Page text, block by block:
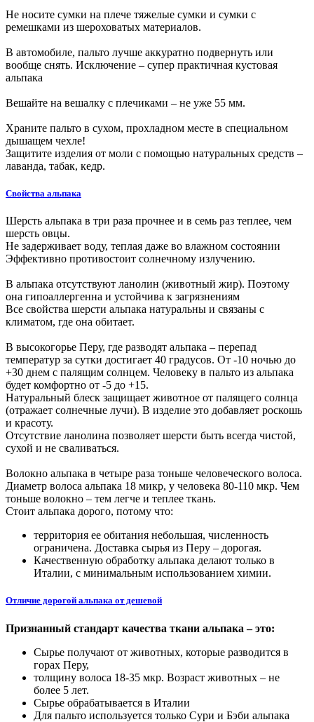
Не носите сумки на плече тяжелые сумки и сумки с
ремешками из шероховатых материалов.
В автомобиле, пальто лучше аккуратно подвернуть или
вообще снять. Исключение – супер практичная кустовая
альпака
Вешайте на вешалку с плечиками – не уже 55 мм.
Храните пальто в сухом, прохладном месте в специальном
дышащем чехле!
Защитите изделия от моли с помощью натуральных средств –
лаванда, табак, кедр.
Свойства альпака
Шерсть альпака в три раза прочнее и в семь раз теплее, чем
шерсть овцы.
Не задерживает воду, теплая даже во влажном состоянии
Эффективно противостоит солнечному излучению.
В альпака отсутствуют ланолин (животный жир). Поэтому
она гипоаллергенна и устойчива к загрязнениям
Все свойства шерсти альпака натуральны и связаны с
климатом, где она обитает.
В высокогорье Перу, где разводят альпака – перепад
температур за сутки достигает 40 градусов. От -10 ночью до
+30 днем с палящим солнцем. Человеку в пальто из альпака
будет комфортно от -5 до +15.
Натуральный блеск защищает животное от палящего солнца
(отражает солнечные лучи). В изделие это добавляет роскошь
и красоту.
Отсутствие ланолина позволяет шерсти быть всегда чистой,
сухой и не сваливаться.
Волокно альпака в четыре раза тоньше человеческого волоса.
Диаметр волоса альпака 18 микр, у человека 80-110 мкр. Чем
тоньше волокно – тем легче и теплее ткань.
Стоит альпака дорого, потому что:
территория ее обитания небольшая, численность
ограничена. Доставка сырья из Перу – дорогая.
Качественную обработку альпака делают только в
Италии, с минимальным использованием химии.
Отличие дорогой альпака от дешевой
Признанный стандарт качества ткани альпака – это:
Сырье получают от животных, которые разводится в
горах Перу,
толщину волоса 18-35 мкр. Возраст животных – не
более 5 лет.
Сырье обрабатывается в Италии
Для пальто используется только Сури и Бэби альпака